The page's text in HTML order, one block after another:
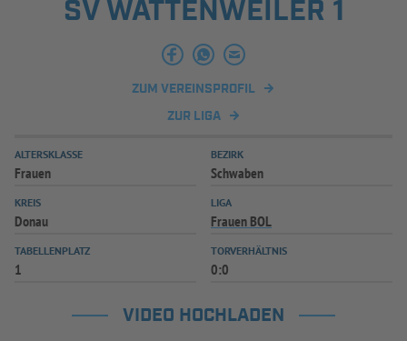
INFOTHEK SPIELPLUS
SV WATTENWEILER 1
ZUM VEREINSPROFIL
ZUR LIGA
ALTERSKLASSE
Frauen
BEZIRK
Schwaben
KREIS
Donau
LIGA
Frauen BOL
TABELLENPLATZ
1
TORVERHÄLTNIS
0:0
VIDEO HOCHLADEN